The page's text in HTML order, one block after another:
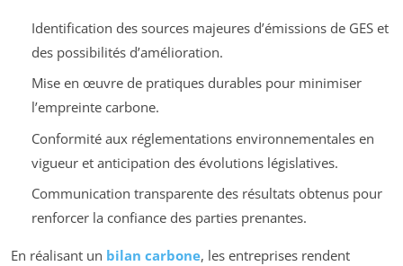
Identification des sources majeures d’émissions de GES et
des possibilités d’amélioration.
Mise en œuvre de pratiques durables pour minimiser
l’empreinte carbone.
Conformité aux réglementations environnementales en
vigueur et anticipation des évolutions législatives.
Communication transparente des résultats obtenus pour
renforcer la confiance des parties prenantes.
En réalisant un bilan carbone, les entreprises rendent